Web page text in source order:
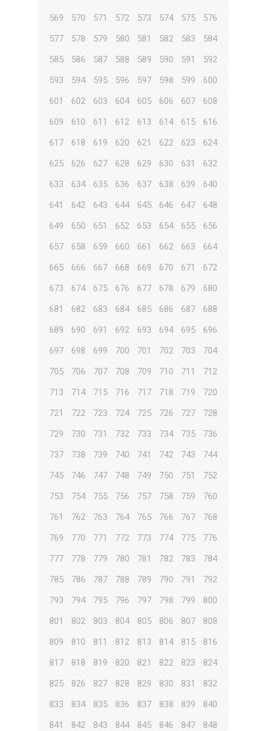
569
570 571 572 573 574 575
576
577
578 579 580 581 582 583
584
585
586 587 588 589 590 591
592
593
594 595 596 597 598 599
600
601
602 603 604 605 606 607
608
609
610 611 612 613 614 615
616
617
618 619 620 621 622 623
624
625
626 627 628 629 630 631
632
633
634 635 636 637 638 639
640
641
642 643 644 645 646 647
648
649
650 651 652 653 654 655
656
657
658 659 660 661 662 663
664
665
666 667 668 669 670 671
672
673
674 675 676 677 678 679
680
681
682 683 684 685 686 687
688
689
690 691 692 693 694 695
696
697
698 699 700 701 702 703
704
705
706 707 708 709 710 711
712
713
714 715 716 717 718 719
720
721
722 723 724 725 726 727
728
729
730 731 732 733 734 735
736
737
738 739 740 741 742 743
744
745
746 747 748 749 750 751
752
753
754 755 756 757 758 759
760
761
762 763 764 765 766 767
768
769
770 771 772 773 774 775
776
777
778 779 780 781 782 783
784
785
786 787 788 789 790 791
792
793
794 795 796 797 798 799
800
801
802 803 804 805 806 807
808
809
810 811 812 813 814 815
816
817
818 819 820 821 822 823
824
825
826 827 828 829 830 831
832
833
834 835 836 837 838 839
840
841
842 843 844 845 846 847
848